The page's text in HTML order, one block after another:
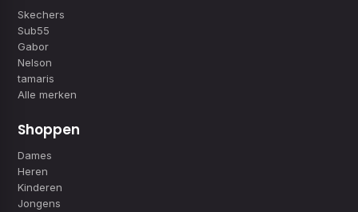
Skechers
Sub55
Gabor
Nelson
tamaris
Alle merken
Shoppen
Dames
Heren
Kinderen
Jongens